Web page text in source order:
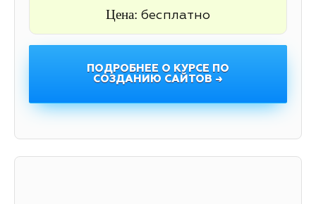
Цена: бесплатно
ПОДРОБНЕЕ О КУРСЕ ПО
СОЗДАНИЮ САЙТОВ →